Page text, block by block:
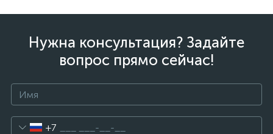
Нужна консультация? Задайте
вопрос прямо сейчас!
+7